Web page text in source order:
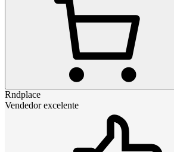
Rndplace
Vendedor excelente